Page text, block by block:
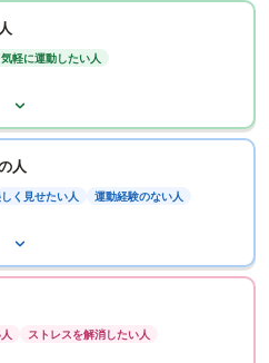
軽に運動したい人
人
く見せたい人 運動経験のない人
ストレスを解消したい人